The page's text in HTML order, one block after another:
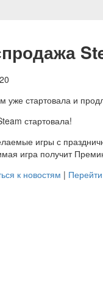
уже стартовала и
игры с
игра получит
к новостям |